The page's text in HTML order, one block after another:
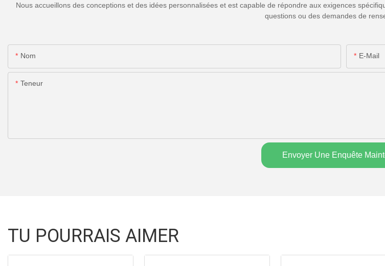
Nous accueillons des conceptions et des idées personnalisées et est capable de répondre aux exigences
questions ou des demandes de
Nom E-Mail
Teneur
Envoyer Une Enquête
TU POURRAIS AIMER